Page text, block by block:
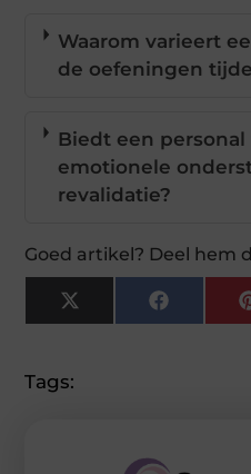
Waarom varieert
de oefeningen
Biedt een
emotionele
revalidatie?
Goed artikel? Deel hem
X
(Twitter)
Tags: